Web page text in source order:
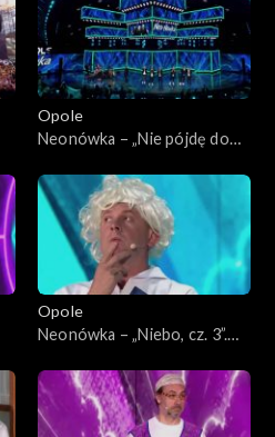
Lady Pank
Opole
Neonówka – „Nie pójdę do
kabaretu Neo-Nówka
Opole
Neonówka – „Niebo, cz. 3”.
Neo-Nówka